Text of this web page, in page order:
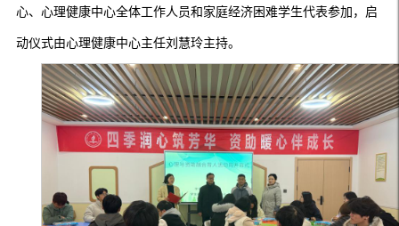
心、心理健康中心全体工作人员和家庭经济困难学生代表参加，启
动仪式由心理健康中心主任刘慧玲主持。